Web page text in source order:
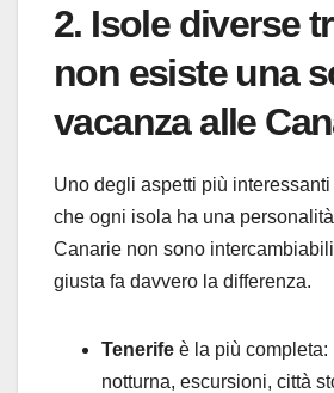
2. Isole diverse
non esiste una
vacanza alle
Uno degli aspetti più
che ogni isola ha una
Canarie non sono
giusta fa davvero la differenza.
Tenerife è la più completa:
notturna, escursioni, città